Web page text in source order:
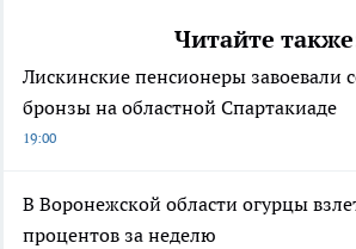
Читайте
Лискинские пенсионеры завоевали
бронзы на областной Спартакиаде
19:00
В Воронежской области огурцы
процентов за неделю